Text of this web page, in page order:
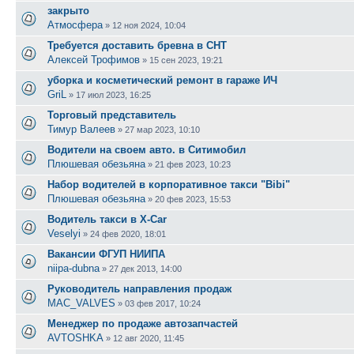
закрыто
Атмосфера » 12 ноя 2024, 10:04
Требуется доставить бревна в СНТ
Алексей Трофимов » 15 сен 2023, 19:21
уборка и косметический ремонт в гараже ИЧ
GriL
» 17 июл 2023, 16:25
Торговый представитель
Тимур Валеев » 27 мар 2023, 10:10
Водители на своем авто. в Ситимобил
Плюшевая обезьяна » 21 фев 2023, 10:23
Набор водителей в корпоративное такси "Bibi"
Плюшевая обезьяна » 20 фев 2023, 15:53
Водитель такси в X-Car
Veselyi » 24 фев 2020, 18:01
Вакансии ФГУП НИИПА
niipa-dubna » 27 дек 2013, 14:00
Руководитель направления продаж
MAC_VALVES » 03 фев 2017, 10:24
Менеджер по продаже автозапчастей
AVTOSHKA » 12 авг 2020, 11:45